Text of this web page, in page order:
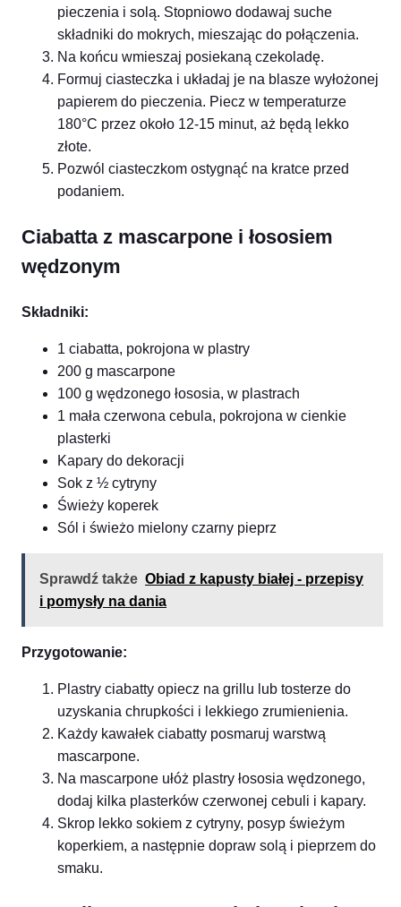
pieczenia i solą. Stopniowo dodawaj suche
składniki do mokrych, mieszając do połączenia.
Na końcu wmieszaj posiekaną czekoladę.
Formuj ciasteczka i układaj je na blasze wyłożonej
papierem do pieczenia. Piecz w temperaturze
180°C przez około 12-15 minut, aż będą lekko
złote.
Pozwól ciasteczkom ostygnąć na kratce przed
podaniem.
Ciabatta z mascarpone i łososiem
wędzonym
Składniki:
1 ciabatta, pokrojona w plastry
200 g mascarpone
100 g wędzonego łososia, w plastrach
1 mała czerwona cebula, pokrojona w cienkie
plasterki
Kapary do dekoracji
Sok z ½ cytryny
Świeży koperek
Sól i świeżo mielony czarny pieprz
Sprawdź także Obiad z kapusty białej - przepisy
i pomysły na dania
Przygotowanie:
Plastry ciabatty opiecz na grillu lub tosterze do
uzyskania chrupkości i lekkiego zrumienienia.
Każdy kawałek ciabatty posmaruj warstwą
mascarpone.
Na mascarpone ułóż plastry łososia wędzonego,
dodaj kilka plasterków czerwonej cebuli i kapary.
Skrop lekko sokiem z cytryny, posyp świeżym
koperkiem, a następnie dopraw solą i pieprzem do
smaku.